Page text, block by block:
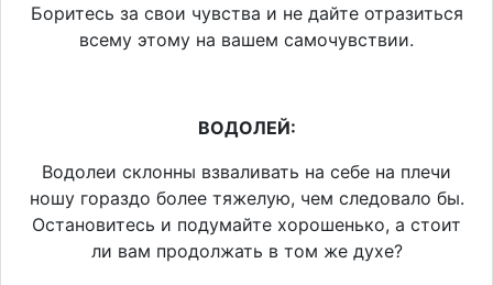
Боритесь за свои чувства и не дайте отразиться
всему этому на вашем самочувствии.
ВОДОЛЕЙ:
Водолеи склонны взваливать на себе на плечи
ношу гораздо более тяжелую, чем следовало бы.
Остановитесь и подумайте хорошенько, а стоит
ли вам продолжать в том же духе?